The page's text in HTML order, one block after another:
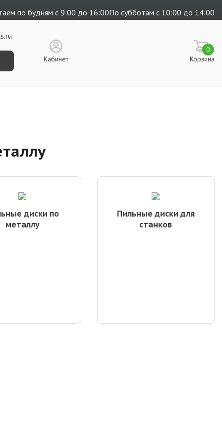
по будням с 9:00 до 16:00По субботам с 10:00 до 14:00
Кабинет Корзина
0
диски по
металлу
Пильные диски для
станков